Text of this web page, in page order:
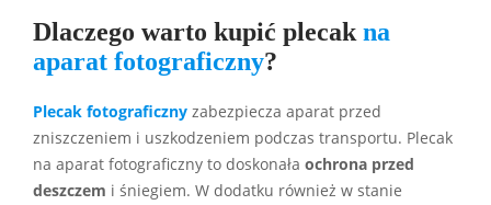
Dlaczego warto kupić plecak na
aparat fotograficzny?
Plecak fotograficzny zabezpiecza aparat przed
zniszczeniem i uszkodzeniem podczas transportu. Plecak
na aparat fotograficzny to doskonała ochrona przed
deszczem i śniegiem. W dodatku również w stanie